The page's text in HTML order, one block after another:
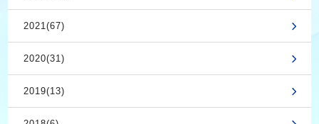
2021(67)
2020(31)
2019(13)